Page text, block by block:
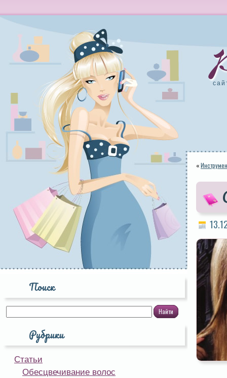
Поиск
Рубрики
Статьи
Обесцвечивание волос
«